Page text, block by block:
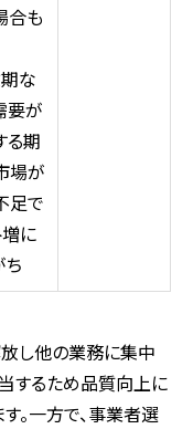
合も
な
要が
る期
場が
足で
増に
ち
放し他の業務に集中
するため品質向上に
。一方で、事業者選